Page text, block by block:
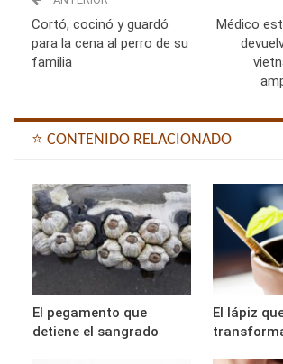
Cortó, cocinó y guardó
para la cena al perro de su
familia
Médico
⭐ CONTENIDO RELACIONADO
El pegamento que
detiene el sangrado
El lápiz